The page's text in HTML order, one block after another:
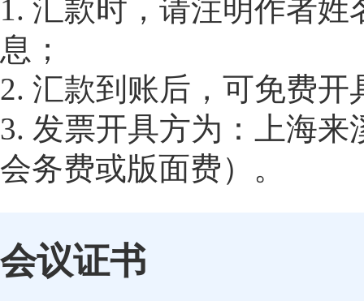
1. 汇款时，请注明作者
息；
2. 汇款到账后，可免费
3. 发票开具方为：上海
会务费或版面费）。
会议证书